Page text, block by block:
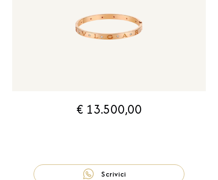
€ 13.500,00
Scrivici